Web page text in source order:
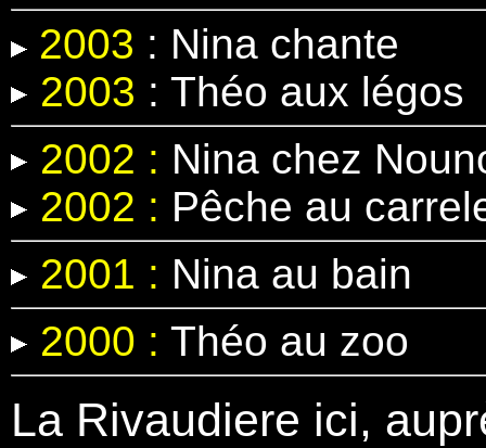
2003 : Nina chante
2003 : Théo aux légos
2002 : Nina chez
2002 : Pêche au
2001 : Nina au bain
2000 : Théo au zoo
La Rivaudiere ici,